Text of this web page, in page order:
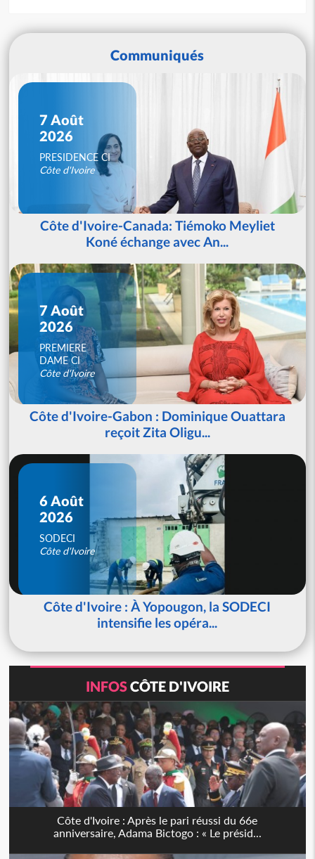
Communiqués
7 Août
2026
PRESIDENCE CI
Côte d'Ivoire
Côte d'Ivoire-Canada: Tiémoko Meyliet
Koné échange avec An...
7 Août
2026
PREMIERE
DAME CI
Côte d'Ivoire
Côte d'Ivoire-Gabon : Dominique Ouattara
reçoit Zita Oligu...
6 Août
2026
SODECI
Côte d'Ivoire
Côte d'Ivoire : À Yopougon, la SODECI
intensifie les opéra...
INFOSCÔTE D'IVOIRE
Côte d'Ivoire : Après le pari réussi du 66e
anniversaire, Adama Bictogo : « Le présid...